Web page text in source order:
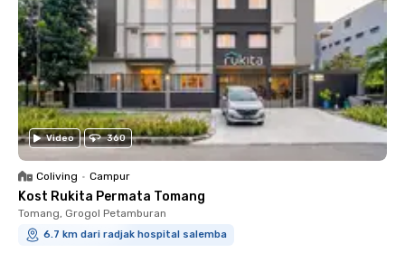
Video 360
Coliving • Campur
Kost Rukita Permata Tomang
Tomang, Grogol Petamburan
6.7 km dari radjak hospital salemba